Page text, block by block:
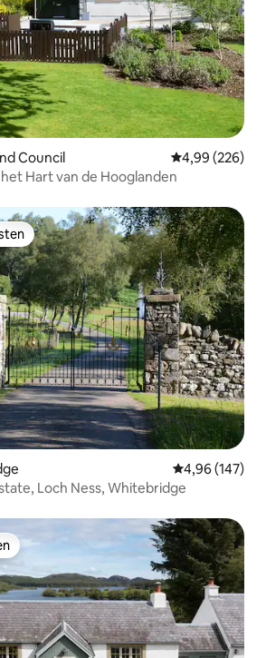
Council Gemiddelde
4,99 (226)
Hart van de Hooglanden
Gemiddelde
4,96 (147)
Loch Ness, Whitebridge